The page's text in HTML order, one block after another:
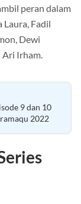
peran dalam
Laura, Fadil
Dewi
Ari Irham.
9 dan 10
2022